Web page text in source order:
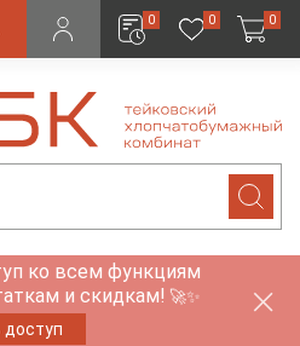
0 0 0
ко всем функциям
и скидкам! 🚀✨